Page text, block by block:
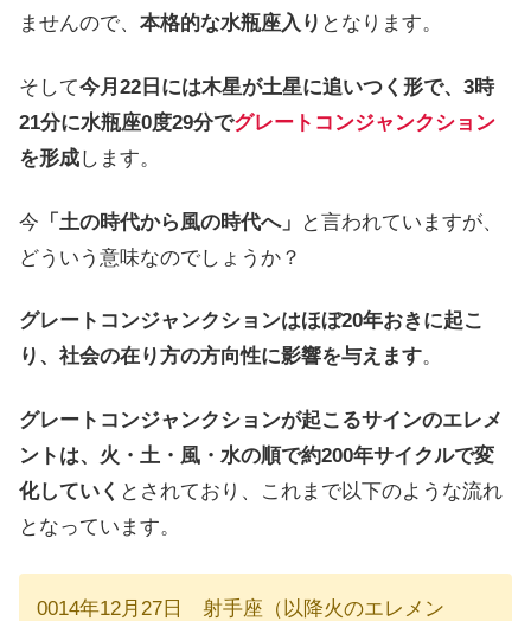
ませんので、 本格的な水瓶座入り となります。
そして今月22日には木星が土星に追いつく形で、3時
21分に水瓶座0度29分でグレートコンジャンクション
を形成します。
今 「土の時代から風の時代へ」
と言われていますが、
どういう意味なのでしょうか？
グレートコンジャンクションはほぼ20年おきに起こ
り、社会の在り方の方向性に影響を与えます。
グレートコンジャンクションが起こるサインのエレメ
ントは、火・土・風・水の順で約200年サイクルで変
化していく とされており、これまで以下のような流れ
となっています。
0014年12月27日 射手座（以降火のエレメン